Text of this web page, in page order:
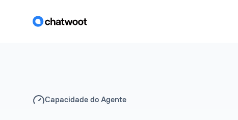
Capacidade do Agente